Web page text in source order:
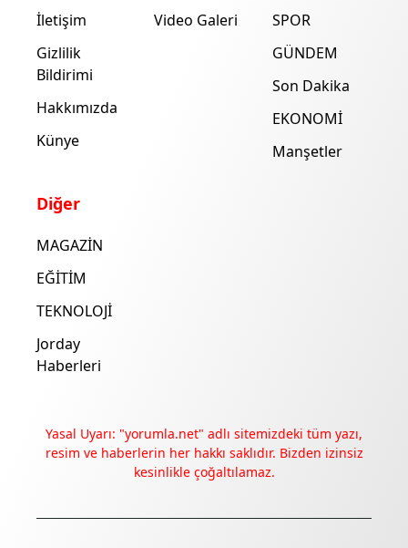
İletişim
Gizlilik
Bildirimi
Hakkımızda
Künye
Video Galeri
SPOR
GÜNDEM
Son Dakika
EKONOMİ
Manşetler
Diğer
MAGAZİN
EĞİTİM
TEKNOLOJİ
Jorday
Haberleri
Yasal Uyarı: "yorumla.net" adlı sitemizdeki tüm yazı,
resim ve haberlerin her hakkı saklıdır. Bizden izinsiz
kesinlikle çoğaltılamaz.